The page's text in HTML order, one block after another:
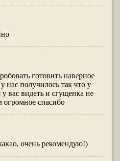
готовить наверное
нас получилось так что у
вас видеть и сгущенка не
огромное спасибо
очень рекомендую!)